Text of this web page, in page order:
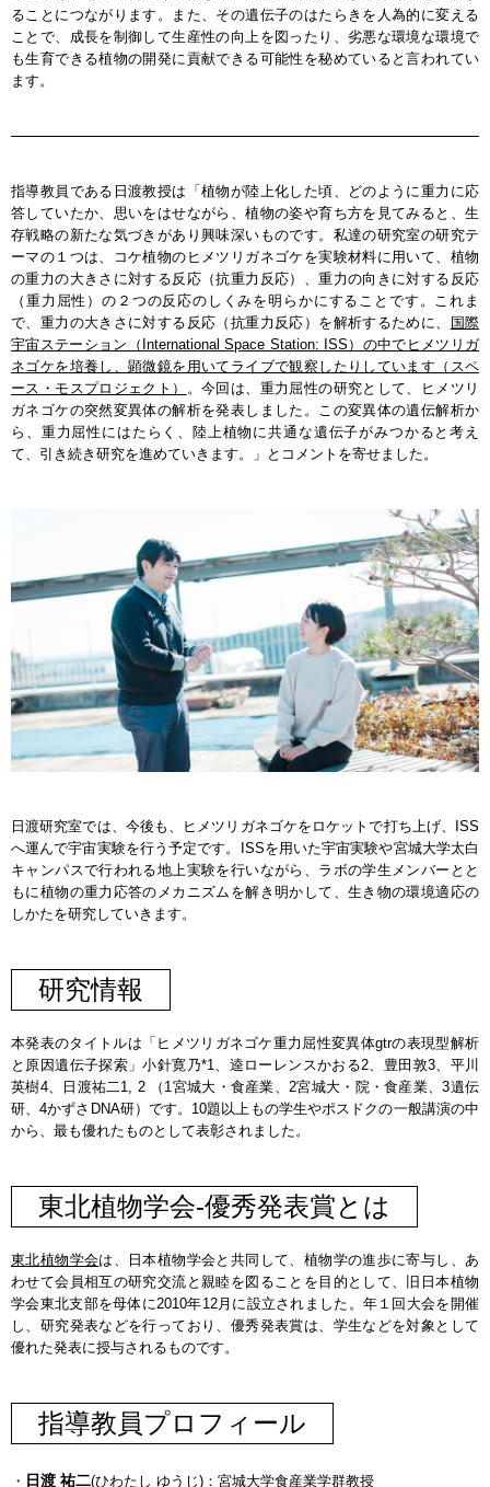
ることにつながります。また、その遺伝子のはたらきを人為的に変える
ことで、成長を制御して生産性の向上を図ったり、劣悪な環境な環境で
も生育できる植物の開発に貢献できる可能性を秘めていると言われてい
ます。
指導教員である日渡教授は「植物が陸上化した頃、どのように重力に応
答していたか、思いをはせながら、植物の姿や育ち方を見てみると、生
存戦略の新たな気づきがあり興味深いものです。私達の研究室の研究テ
ーマの１つは、コケ植物のヒメツリガネゴケを実験材料に用いて、植物
の重力の大きさに対する反応（抗重力反応）、重力の向きに対する反応
（重力屈性）の２つの反応のしくみを明らかにすることです。これま
で、重力の大きさに対する反応（抗重力反応）を解析するために、 国際
宇宙ステーション（International Space Station: ISS）の中でヒメツリガ
ネゴケを培養し、顕微鏡を用いてライブで観察したりしています（スペ
ース・モスプロジェクト）
。今回は、重力屈性の研究として、ヒメツリ
ガネゴケの突然変異体の解析を発表しました。この変異体の遺伝解析か
ら、重力屈性にはたらく、陸上植物に共通な遺伝子がみつかると考え
て、引き続き研究を進めていきます。」とコメントを寄せました。
日渡研究室では、今後も、ヒメツリガネゴケをロケットで打ち上げ、ISS
へ運んで宇宙実験を行う予定です。ISSを用いた宇宙実験や宮城大学太白
キャンパスで行われる地上実験を行いながら、ラボの学生メンバーとと
もに植物の重力応答のメカニズムを解き明かして、生き物の環境適応の
しかたを研究していきます。
研究情報
本発表のタイトルは「ヒメツリガネゴケ重力屈性変異体gtrの表現型解析
と原因遺伝子探索」小針寛乃*1、逵ローレンスかおる2、豊田敦3、平川
英樹4、日渡祐二1, 2 （1宮城大・食産業、2宮城大・院・食産業、3遺伝
研、4かずさDNA研）です。10題以上もの学生やポスドクの一般講演の中
から、最も優れたものとして表彰されました。
東北植物学会-優秀発表賞とは
東北植物学会は、日本植物学会と共同して、植物学の進歩に寄与し、あ
わせて会員相互の研究交流と親睦を図ることを目的として、旧日本植物
学会東北支部を母体に2010年12月に設立されました。年１回大会を開催
し、研究発表などを行っており、優秀発表賞は、学生などを対象として
優れた発表に授与されるものです。
指導教員プロフィール
・ 日渡 祐二(ひわたし ゆうじ)：宮城大学食産業学群教授